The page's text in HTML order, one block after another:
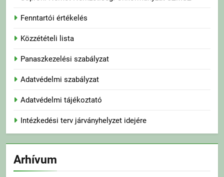
Fenntartói értékelés
Közzétételi lista
Panaszkezelési szabályzat
Adatvédelmi szabályzat
Adatvédelmi tájékoztató
Intézkedési terv járványhelyzet idejére
Arhívum